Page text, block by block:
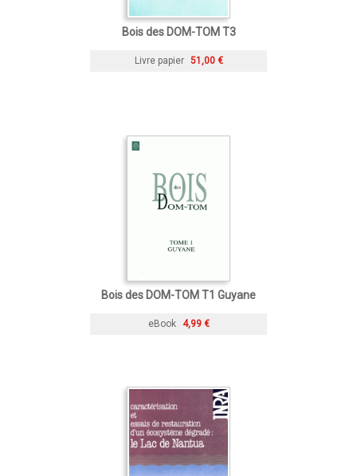
Bois des DOM-TOM T3
Livre papier 51,00 €
Bois des DOM-TOM T1 Guyane
eBook 4,99 €